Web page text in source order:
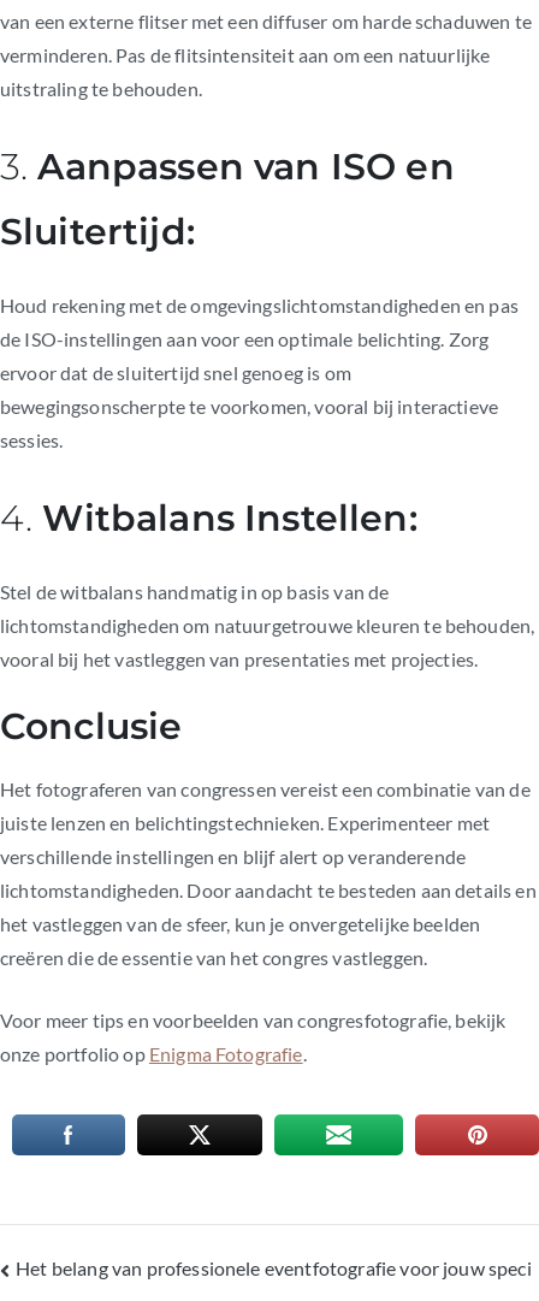
van een externe flitser met een diffuser om harde schaduwen te
verminderen. Pas de flitsintensiteit aan om een natuurlijke
uitstraling te behouden.
3.Aanpassen van ISO en
Sluitertijd:
Houd rekening met de omgevingslichtomstandigheden en pas
de ISO-instellingen aan voor een optimale belichting. Zorg
ervoor dat de sluitertijd snel genoeg is om
bewegingsonscherpte te voorkomen, vooral bij interactieve
sessies.
4. Witbalans Instellen:
Stel de witbalans handmatig in op basis van de
lichtomstandigheden om natuurgetrouwe kleuren te behouden,
vooral bij het vastleggen van presentaties met projecties.
Conclusie
Het fotograferen van congressen vereist een combinatie van de
juiste lenzen en belichtingstechnieken. Experimenteer met
verschillende instellingen en blijf alert op veranderende
lichtomstandigheden. Door aandacht te besteden aan details en
het vastleggen van de sfeer, kun je onvergetelijke beelden
creëren die de essentie van het congres vastleggen.
Voor meer tips en voorbeelden van congresfotografie, bekijk
onze portfolio op Enigma Fotografie
Het belang van professionele eventfotografie voor jouw speci